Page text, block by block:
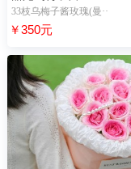
33枝乌梅子酱玫瑰(曼··
￥350元